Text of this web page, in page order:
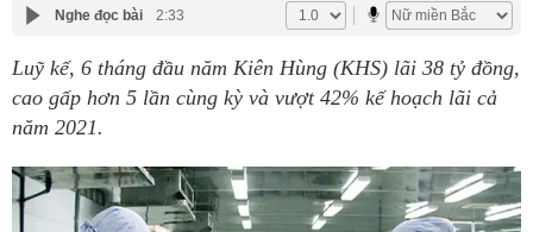
Nghe đọc bài 2:33
Luỹ kế, 6 tháng đầu năm Kiên Hùng (KHS) lãi 38 tỷ đồng,
cao gấp hơn 5 lần cùng kỳ và vượt 42% kế hoạch lãi cả
năm 2021.